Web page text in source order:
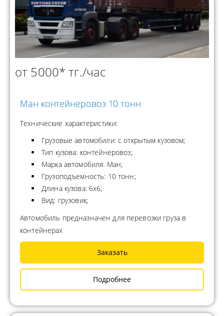
от 5000* тг./час
Ман контейнеровоз 10 тонн
Технические характеристики:
Грузовые автомобили: с открытым кузовом;
Тип кузова: контейнеровоз;
Марка автомобиля: Ман;
Грузоподъемность: 10 тонн;
Длина кузова: 6х6;
Вид: грузовик;
Автомобиль предназначен для перевозки груза в
контейнерах
Заказать
Подробнее